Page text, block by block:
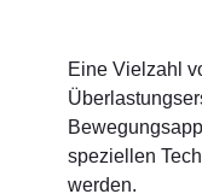
Eine Vielzahl
speziellen
werden.